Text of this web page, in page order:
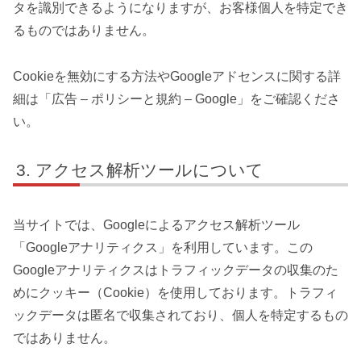
タを識別できるようになりますが、お客様個人を特定でき
るものではありません。
Cookieを無効にする方法やGoogleアドセンスに関する詳
細は「広告 – ポリシーと規約 – Google」をご確認くださ
い。
アクセス解析ツールについて
当サイトでは、Googleによるアクセス解析ツール
「Googleアナリティクス」を利用しています。この
Googleアナリティクスはトラフィックデータの収集のた
めにクッキー（Cookie）を使用しております。トラフィ
ックデータは匿名で収集されており、個人を特定するもの
ではありません。